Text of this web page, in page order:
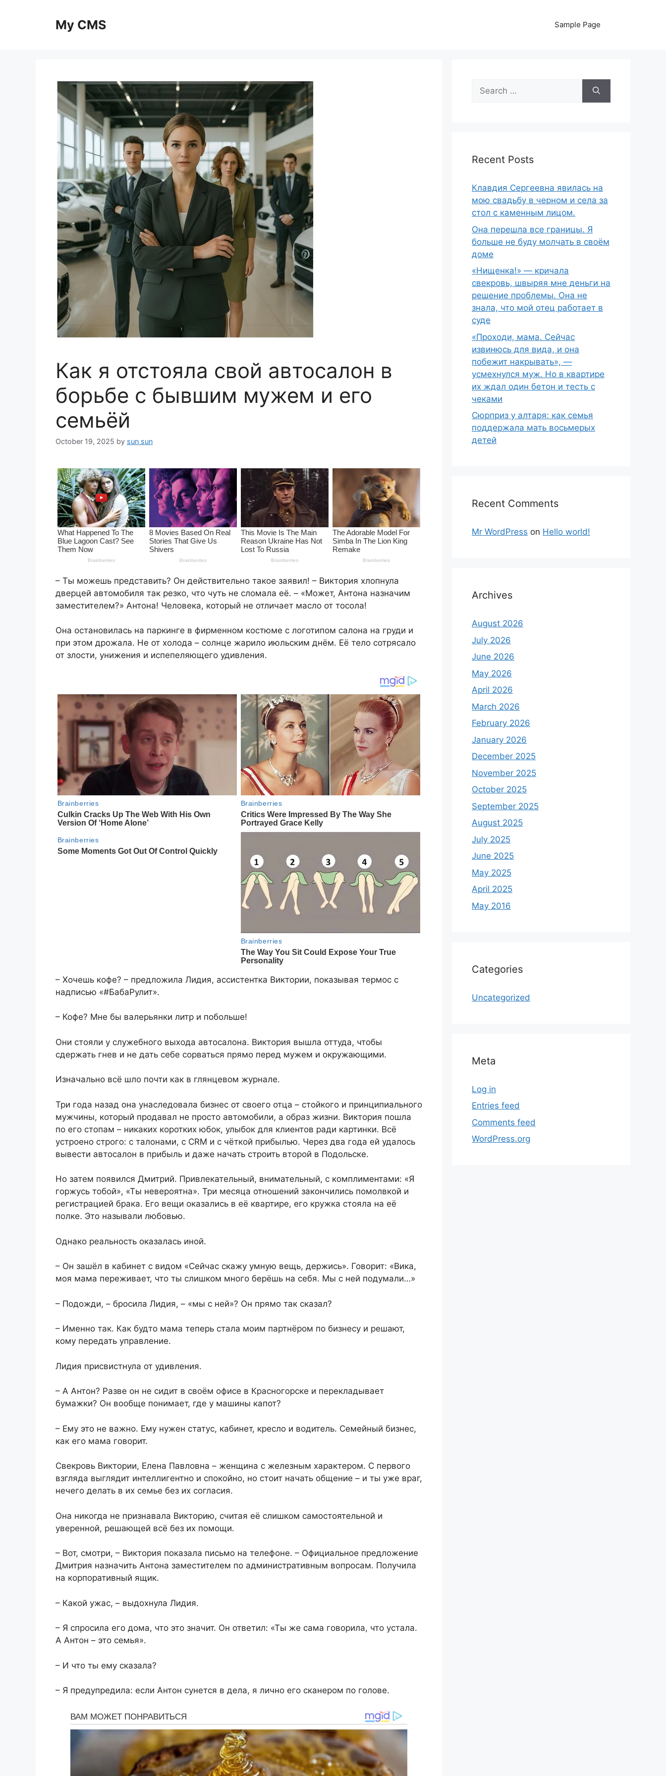
My CMS Sample Page
Как я отстояла свой автосалон в
борьбе с бывшим мужем и его
семьёй
October 19, 2025 by sun sun
– Ты можешь представить? Он действительно такое заявил! – Виктория хлопнула
дверцей автомобиля так резко, что чуть не сломала её. – «Может, Антона назначим
заместителем?» Антона! Человека, который не отличает масло от тосола!
Она остановилась на паркинге в фирменном костюме с логотипом салона на груди и
при этом дрожала. Не от холода – солнце жарило июльским днём. Её тело сотрясало
от злости, унижения и испепеляющего удивления.
– Хочешь кофе? – предложила Лидия, ассистентка Виктории, показывая термос с
надписью «#БабаРулит».
– Кофе? Мне бы валерьянки литр и побольше!
Они стояли у служебного выхода автосалона. Виктория вышла оттуда, чтобы
сдержать гнев и не дать себе сорваться прямо перед мужем и окружающими.
Изначально всё шло почти как в глянцевом журнале.
Три года назад она унаследовала бизнес от своего отца – стойкого и принципиального
мужчины, который продавал не просто автомобили, а образ жизни. Виктория пошла
по его стопам – никаких коротких юбок, улыбок для клиентов ради картинки. Всё
устроено строго: с талонами, с CRM и с чёткой прибылью. Через два года ей удалось
вывести автосалон в прибыль и даже начать строить второй в Подольске.
Но затем появился Дмитрий. Привлекательный, внимательный, с комплиментами: «Я
горжусь тобой», «Ты невероятна». Три месяца отношений закончились помолвкой и
регистрацией брака. Его вещи оказались в её квартире, его кружка стояла на её
полке. Это называли любовью.
Однако реальность оказалась иной.
– Он зашёл в кабинет с видом «Сейчас скажу умную вещь, держись». Говорит: «Вика,
моя мама переживает, что ты слишком много берёшь на себя. Мы с ней подумали…»
– Подожди, – бросила Лидия, – «мы с ней»? Он прямо так сказал?
– Именно так. Как будто мама теперь стала моим партнёром по бизнесу и решают,
кому передать управление.
Лидия присвистнула от удивления.
– А Антон? Разве он не сидит в своём офисе в Красногорске и перекладывает
бумажки? Он вообще понимает, где у машины капот?
– Ему это не важно. Ему нужен статус, кабинет, кресло и водитель. Семейный бизнес,
как его мама говорит.
Свекровь Виктории, Елена Павловна – женщина с железным характером. С первого
взгляда выглядит интеллигентно и спокойно, но стоит начать общение – и ты уже враг,
нечего делать в их семье без их согласия.
Она никогда не признавала Викторию, считая её слишком самостоятельной и
уверенной, решающей всё без их помощи.
– Вот, смотри, – Виктория показала письмо на телефоне. – Официальное предложение
Дмитрия назначить Антона заместителем по административным вопросам. Получила
на корпоративный ящик.
– Какой ужас, – выдохнула Лидия.
– Я спросила его дома, что это значит. Он ответил: «Ты же сама говорила, что устала.
А Антон – это семья».
– И что ты ему сказала?
– Я предупредила: если Антон сунется в дела, я лично его сканером по голове.
Search
for:
Recent Posts
Клавдия Сергеевна явилась на
мою свадьбу в черном и села за
стол с каменным лицом.
Она перешла все границы. Я
больше не буду молчать в своём
доме
«Нищенка!» — кричала
свекровь, швыряя мне деньги на
решение проблемы. Она не
знала, что мой отец работает в
суде
«Проходи, мама. Сейчас
извинюсь для вида, и она
побежит накрывать», —
усмехнулся муж. Но в квартире
их ждал один бетон и тесть с
чеками
Сюрприз у алтаря: как семья
поддержала мать восьмерых
детей
Recent Comments
Mr WordPress on Hello world!
Archives
August 2026
July 2026
June 2026
May 2026
April 2026
March 2026
February 2026
January 2026
December 2025
November 2025
October 2025
September 2025
August 2025
July 2025
June 2025
May 2025
April 2025
May 2016
Categories
Uncategorized
Meta
Log in
Entries feed
Comments feed
WordPress.org